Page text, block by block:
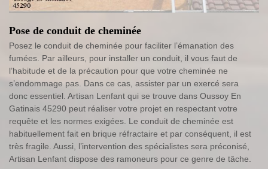
Pose de conduit de cheminée
Posez le conduit de cheminée pour faciliter l’émanation des
fumées. Par ailleurs, pour installer un conduit, il vous faut de
l’habitude et de la précaution pour que votre cheminée ne
s’endommage pas. Dans ce cas, assister par un exercé sera
donc essentiel. Artisan Lenfant qui se trouve dans Oussoy En
Gatinais 45290 peut réaliser votre projet en respectant votre
requête et les normes exigées. Le conduit de cheminée est
habituellement fait en brique réfractaire et par conséquent, il est
très fragile. Aussi, l’intervention des spécialistes sera préconisé,
Artisan Lenfant dispose des ramoneurs pour ce genre de tâche.